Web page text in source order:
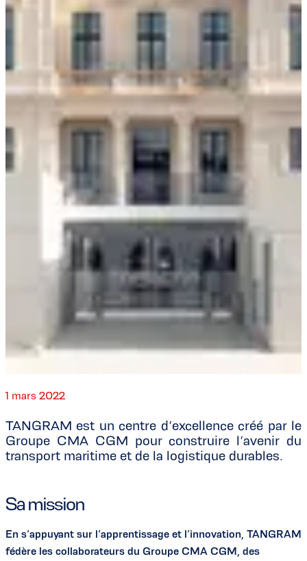
1 mars 2022
TANGRAM est un centre d’excellence créé par le
Groupe CMA CGM pour construire l’avenir du
transport maritime et de la logistique durables.
Sa mission
En s’appuyant sur l’apprentissage et l’innovation, TANGRAM
fédère les collaborateurs du Groupe CMA CGM, des